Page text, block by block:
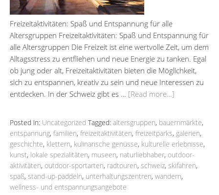
Freizeitaktivitäten: Spaß und Entspannung für alle
Altersgruppen Freizeitaktivitäten: Spaß und Entspannung für
alle Altersgruppen Die Freizeit ist eine wertvolle Zeit, um dem
Alltagsstress zu entfliehen und neue Energie zu tanken. Egal
ob jung oder alt, Freizeitaktivitäten bieten die Möglichkeit,
sich zu entspannen, kreativ zu sein und neue Interessen zu
entdecken. In der Schweiz gibt es … [Read more…]
Posted in: Uncategorized Tagged: altersgruppen, bauernmärkte,
entspannung, familien, freizeitaktivitäten, freizeitparks, galerien,
geschichte, klettern, kulinarische genüsse, kulturelle erlebnisse,
kunst, lokale spezialitäten, museen, naturliebhaber, outdoor-
aktivitäten, outdoor-sportarten, radtouren, schweiz, skifahren,
spaß, stand-up-paddeln, unterhaltungszentren, wandern,
wellness- und entspannungsangebote